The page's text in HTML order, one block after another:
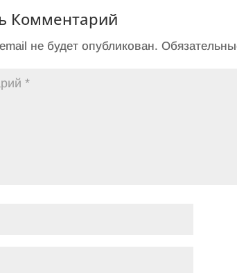
Комментарий
не будет опубликован.